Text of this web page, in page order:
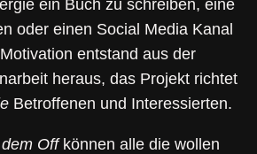
ein Buch zu schreiben, eine
oder einen Social Media Kanal
entstand aus der
heraus, das Projekt richtet
Betroffenen und Interessierten.
Offkönnen alle die wollen